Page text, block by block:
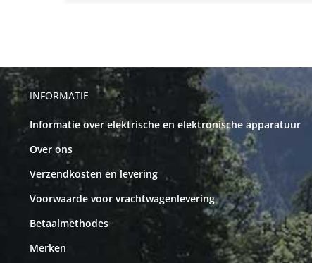
INFORMATIE
Informatie over elektrische en elektronische apparatuur
Over ons
Verzendkosten en levering
Voorwaarde voor vrachtwagenlevering
Betaalmethodes
Merken